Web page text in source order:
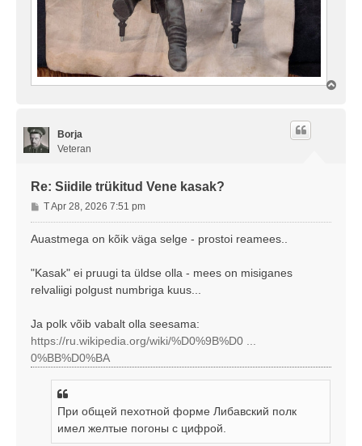
Borja
Veteran
Re: Siidile trükitud Vene kasak?
P
o
s
t
u
T Apr 28, 2026 7:51 pm
Auastmega on kõik väga selge - prostoi reamees..
"Kasak" ei pruugi ta üldse olla - mees on misiganes
relvaliigi polgust numbriga kuus...
Ja polk võib vabalt olla seesama:
https://ru.wikipedia.org/wiki/%D0%9B%D0 ...
0%BB%D0%BA
При общей пехотной форме Либавский полк
имел желтые погоны с цифрой.